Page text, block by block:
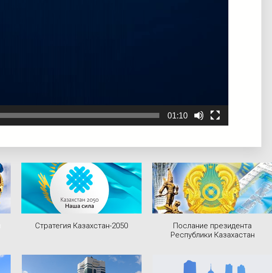
01:10
Стратегия Казахстан-2050
Послание президента
Республики Казахастан